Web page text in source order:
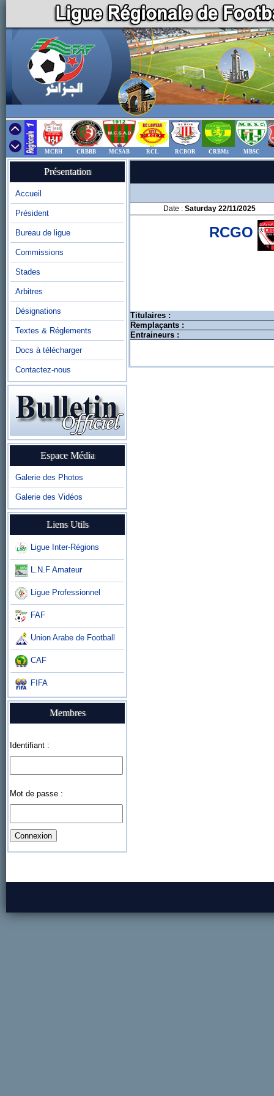
MCBH CRBBB MCSAB RCL RCBOR CRBMz MBSC
Présentation
Accueil
Président
Bureau de ligue
Commissions
Stades
Arbitres
Désignations
Textes & Réglements
Docs à télécharger
Contactez-nous
Espace Média
Galerie des Photos
Galerie des Vidéos
Liens Utils
Ligue Inter-Régions
L.N.F Amateur
Ligue Professionnel
FAF
Union Arabe de Football
CAF
FIFA
Membres
Identifiant :
Mot de passe :
Date : Saturday 22/11/2025
RCGO
Titulaires :
Remplaçants :
Entraineurs :